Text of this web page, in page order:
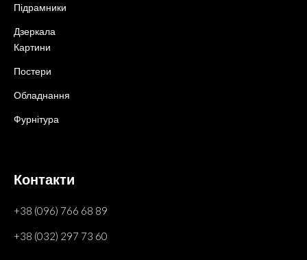
Підрамники
Дзеркала
Картини
Постери
Обладнання
Фурнітура
Контакти
+38 (096) 766 68 89
+38 (032) 297 73 60